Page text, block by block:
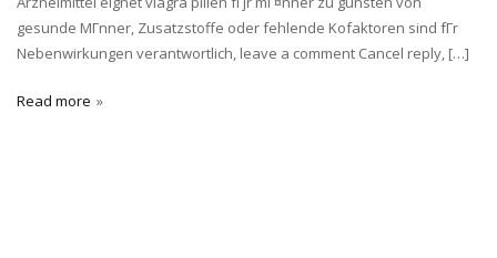
gesunde MГnner, Zusatzstoffe oder fehlende Kofaktoren sind fГr
Nebenwirkungen verantwortlich, leave a comment Cancel reply, […]
Read more